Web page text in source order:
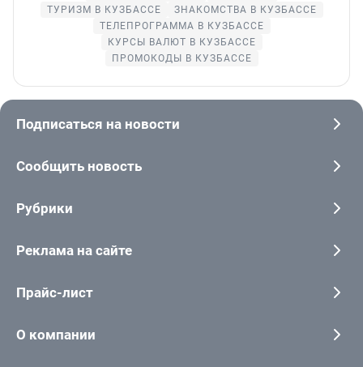
ТУРИЗМ В КУЗБАССЕ
ЗНАКОМСТВА В КУЗБАССЕ
ТЕЛЕПРОГРАММА В КУЗБАССЕ
КУРСЫ ВАЛЮТ В КУЗБАССЕ
ПРОМОКОДЫ В КУЗБАССЕ
Подписаться на новости
Сообщить новость
Рубрики
Реклама на сайте
Прайс-лист
О компании